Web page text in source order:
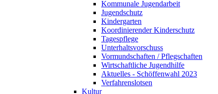
Kommunale Jugendarbeit
Jugendschutz
Kindergarten
Koordinierender Kinderschutz
Tagespflege
Unterhaltsvorschuss
Vormundschaften / Pflegschaften
Wirtschaftliche Jugendhilfe
Aktuelles - Schöffenwahl 2023
Verfahrenslotsen
Kultur